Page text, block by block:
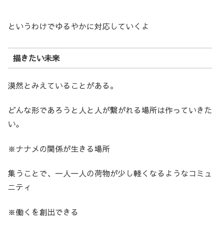
というわけでゆるやかに対応していくよ
描きたい未来
漠然とみえていることがある。
どんな形であろうと人と人が繋がれる場所は作っていきた
い。
※ナナメの関係が生きる場所
集うことで、一人一人の荷物が少し軽くなるようなコミュ
ニティ
※働くを創出できる